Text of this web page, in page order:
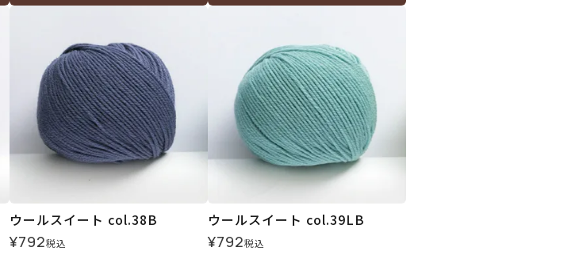
ウールスイート col.38B
¥792税込
ウールスイート col.39LB
¥792税込